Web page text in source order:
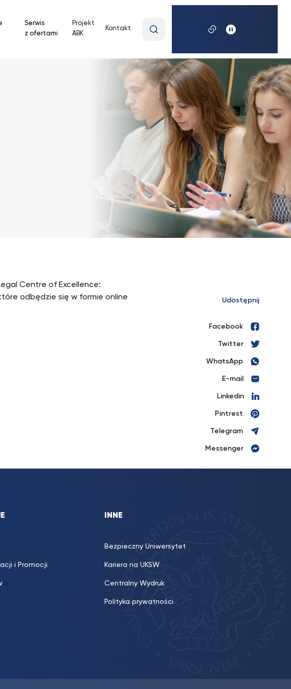
Serwis
z ofertami
Projekt
ABK
Kontakt
wyszukiwaną
Centre of Excellence:
odbędzie się w formie online
Udostępnij
Facebook
Twitter
WhatsApp
E-mail
Linkedin
Pintrest
Telegram
Messenger
i Promocji
INNE
Bezpieczny Uniwersytet
Kariera na UKSW
Centralny Wydruk
Polityka prywatności